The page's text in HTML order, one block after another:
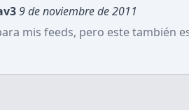
9 de noviembre de 2011
mis feeds, pero este también